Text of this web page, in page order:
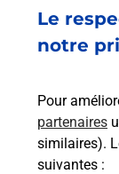
Le
notre
Pour
partenaires
similaires).
suivantes :
Quel